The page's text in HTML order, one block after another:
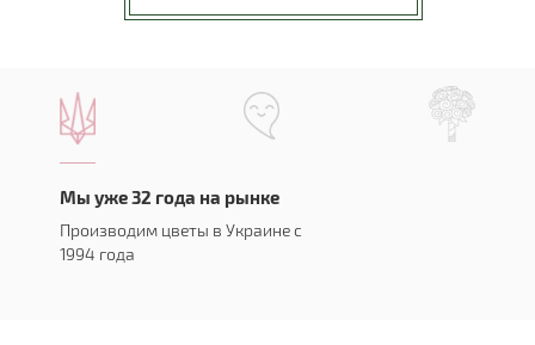
Мы уже 32 года на рынке
Производим цветы в Украине с
1994 года